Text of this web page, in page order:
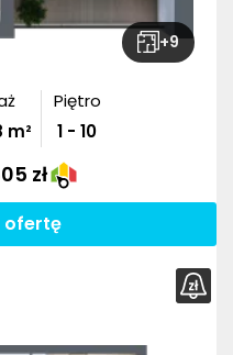
+9
m²
Piętro
1 - 10
zł
ofertę